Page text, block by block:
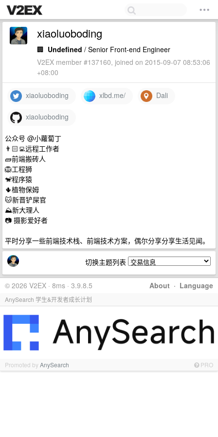
xiaoluoboding
🏢 Undefined / Senior Front-end Engineer
V2EX member #137160, joined on 2015-09-07 08:53:06
+08:00
xiaoluoboding xlbd.me/ Dali
xiaoluoboding
公众号 @小蘿蔔丁
👨🏻‍💻远程工作者
🧱前端搬砖人
🦁工程狮
🐒程序猿
🌵植物保姆
🐱新晋铲屎官
⛰新大理人
📷 摄影爱好者
平时分享一些前端技术栈、前端技术方案，偶尔分享分享生活见闻。
切换主题列表
About · Language
© 2026 V2EX · 8ms · 3.9.8.5
AnySearch 学生&开发者成长计划
Promoted byAnySearch PRO